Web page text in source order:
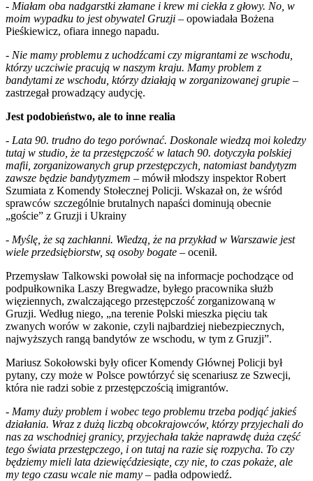
- Miałam oba nadgarstki złamane i krew mi ciekła z głowy. No, w
moim wypadku to jest obywatel Gruzji – opowiadała Bożena
Pieśkiewicz, ofiara innego napadu.
- Nie mamy problemu z uchodźcami czy migrantami ze wschodu,
którzy uczciwie pracują w naszym kraju. Mamy problem z
bandytami ze wschodu, którzy działają w zorganizowanej grupie –
zastrzegał prowadzący audycję.
Jest podobieństwo, ale to inne realia
- Lata 90. trudno do tego porównać. Doskonale wiedzą moi koledzy
tutaj w studio, że ta przestępczość w latach 90. dotyczyła polskiej
mafii, zorganizowanych grup przestępczych, natomiast bandytyzm
zawsze będzie bandytyzmem – mówił młodszy inspektor Robert
Szumiata z Komendy Stołecznej Policji. Wskazał on, że wśród
sprawców szczególnie brutalnych napaści dominują obecnie
„goście” z Gruzji i Ukrainy
- Myślę, że są zachłanni. Wiedzą, że na przykład w Warszawie jest
wiele przedsiębiorstw, są osoby bogate – ocenił.
Przemysław Talkowski powołał się na informacje pochodzące od
podpułkownika Laszy Bregwadze, byłego pracownika służb
więziennych, zwalczającego przestępczość zorganizowaną w
Gruzji. Według niego, „na terenie Polski mieszka pięciu tak
zwanych worów w zakonie, czyli najbardziej niebezpiecznych,
najwyższych rangą bandytów ze wschodu, w tym z Gruzji”.
Mariusz Sokołowski były oficer Komendy Głównej Policji był
pytany, czy może w Polsce powtórzyć się scenariusz ze Szwecji,
która nie radzi sobie z przestępczością imigrantów.
- Mamy duży problem i wobec tego problemu trzeba podjąć jakieś
działania. Wraz z dużą liczbą obcokrajowców, którzy przyjechali do
nas za wschodniej granicy, przyjechała także naprawdę duża część
tego świata przestępczego, i on tutaj na razie się rozpycha. To czy
będziemy mieli lata dziewięćdziesiąte, czy nie, to czas pokaże, ale
my tego czasu wcale nie mamy – padła odpowiedź.